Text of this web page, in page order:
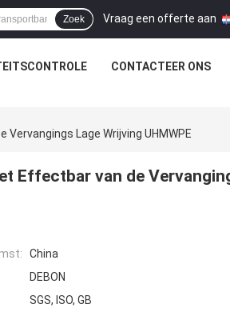
Vraag een offerte aan |
Zoek
CONTACTEER ONS
Lage Wrijving UHMWPE
Effectbar van de
China
DEBON
SGS, ISO, GB